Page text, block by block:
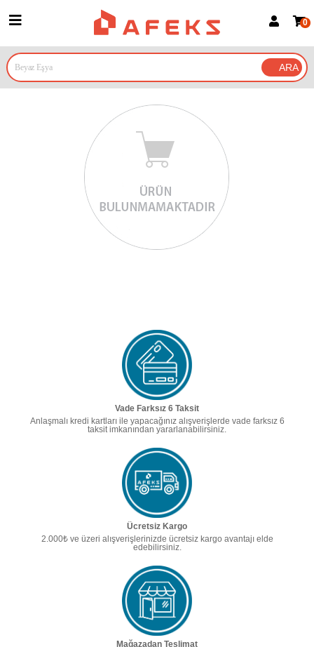
Google İle Bağlan
0
Vade Farksız 6 Taksit
Anlaşmalı kredi kartları ile yapacağınız alışverişlerde vade farksız 6
taksit imkanından yararlanabilirsiniz.
Ücretsiz Kargo
2.000₺ ve üzeri alışverişlerinizde ücretsiz kargo avantajı elde
edebilirsiniz.
Mağazadan Teslimat